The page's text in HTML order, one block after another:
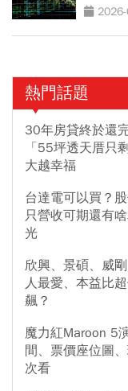
熱門話題
30年房貸終於還
「55坪透天厝只
大越幸福
台達電可以買？
只營收可期還有
光
欣興、景碩、威
人最愛、本益比
飆？
魔力紅Maroon 5
間、票價座位圖
次看